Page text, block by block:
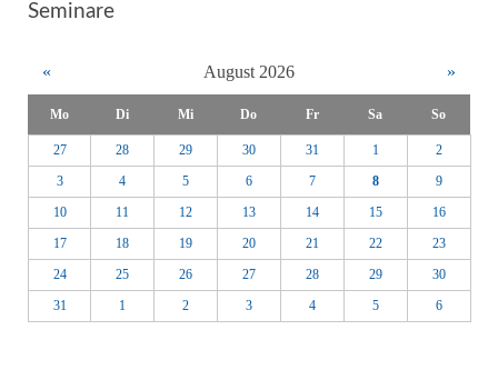
Seminare
« August 2026 »
Mo Di Mi Do Fr Sa So
27 28 29 30 31 1
2
3
4 5 6 7 8
9
10
11 12 13 14 15
16
17
18 19 20 21 22
23
24
25 26 27 28 29
30
31
1 2 3 4 5 6